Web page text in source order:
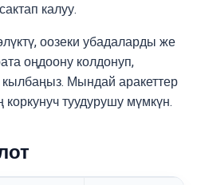
калуу.
оозеки убадаларды же
оңдоону колдонуп,
кылбаңыз. Мындай аракеттер
туудурушу мүмкүн.